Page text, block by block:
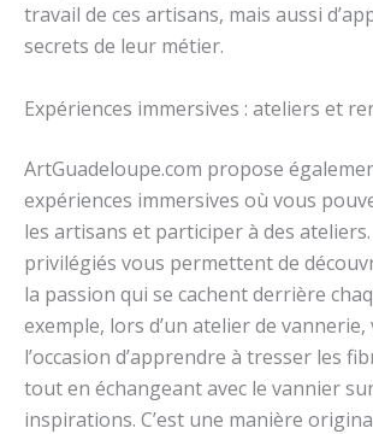
travail de ces artisans, mais aussi
secrets de leur métier.
Expériences immersives : ateliers et
ArtGuadeloupe.com propose
expériences immersives où vous
les artisans et participer à des
privilégiés vous permettent de
la passion qui se cachent derrière
exemple, lors d’un atelier de
l’occasion d’apprendre à tresser les
tout en échangeant avec le vannier
inspirations. C’est une manière